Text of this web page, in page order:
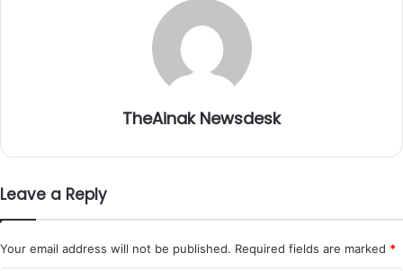
TheAinak Newsdesk
Leave a Reply
Your email address will not be published. Required fields are marked *